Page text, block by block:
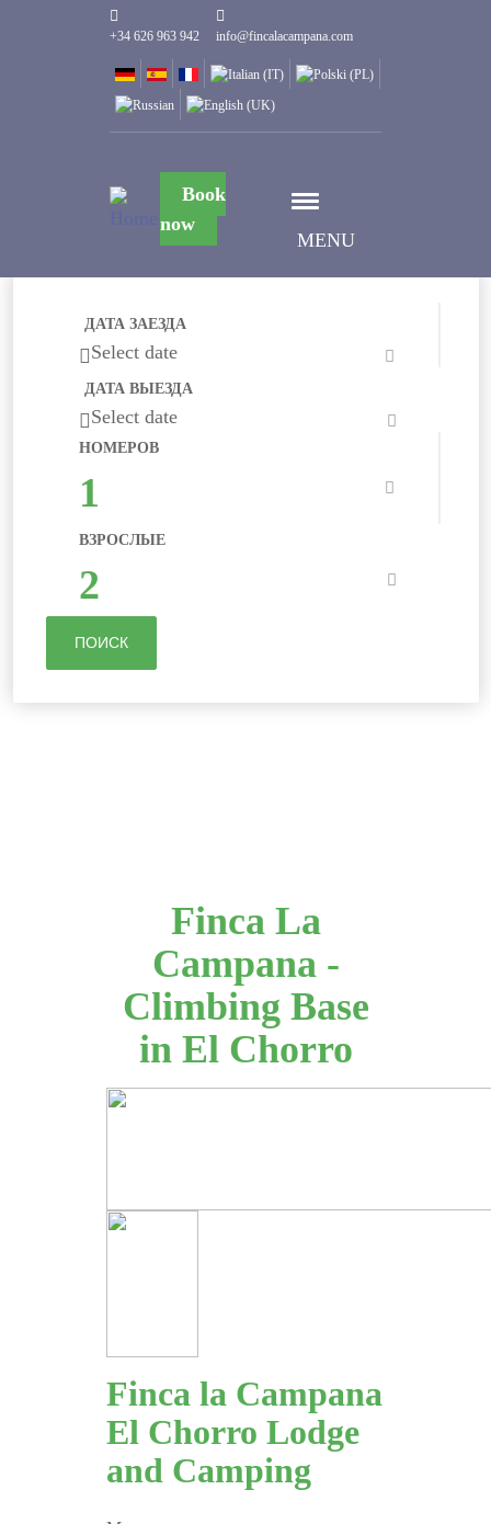
+34 626 963 942 info@fincalacampana.com
MENU
Book
now
ДАТА ЗАЕЗДА
Select date
ДАТА ВЫЕЗДА
Select date
НОМЕРОВ
1
ВЗРОСЛЫЕ
2
ПОИСК
Finca La
Campana -
Climbing Base
in El Chorro
Finca la Campana
El Chorro Lodge
and Camping